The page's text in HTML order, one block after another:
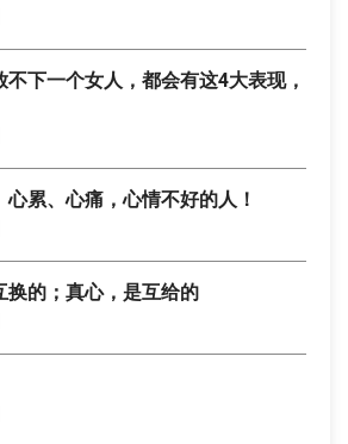
下一个女人，都会有这4大表现，
累、心痛，心情不好的人！
换的；真心，是互给的